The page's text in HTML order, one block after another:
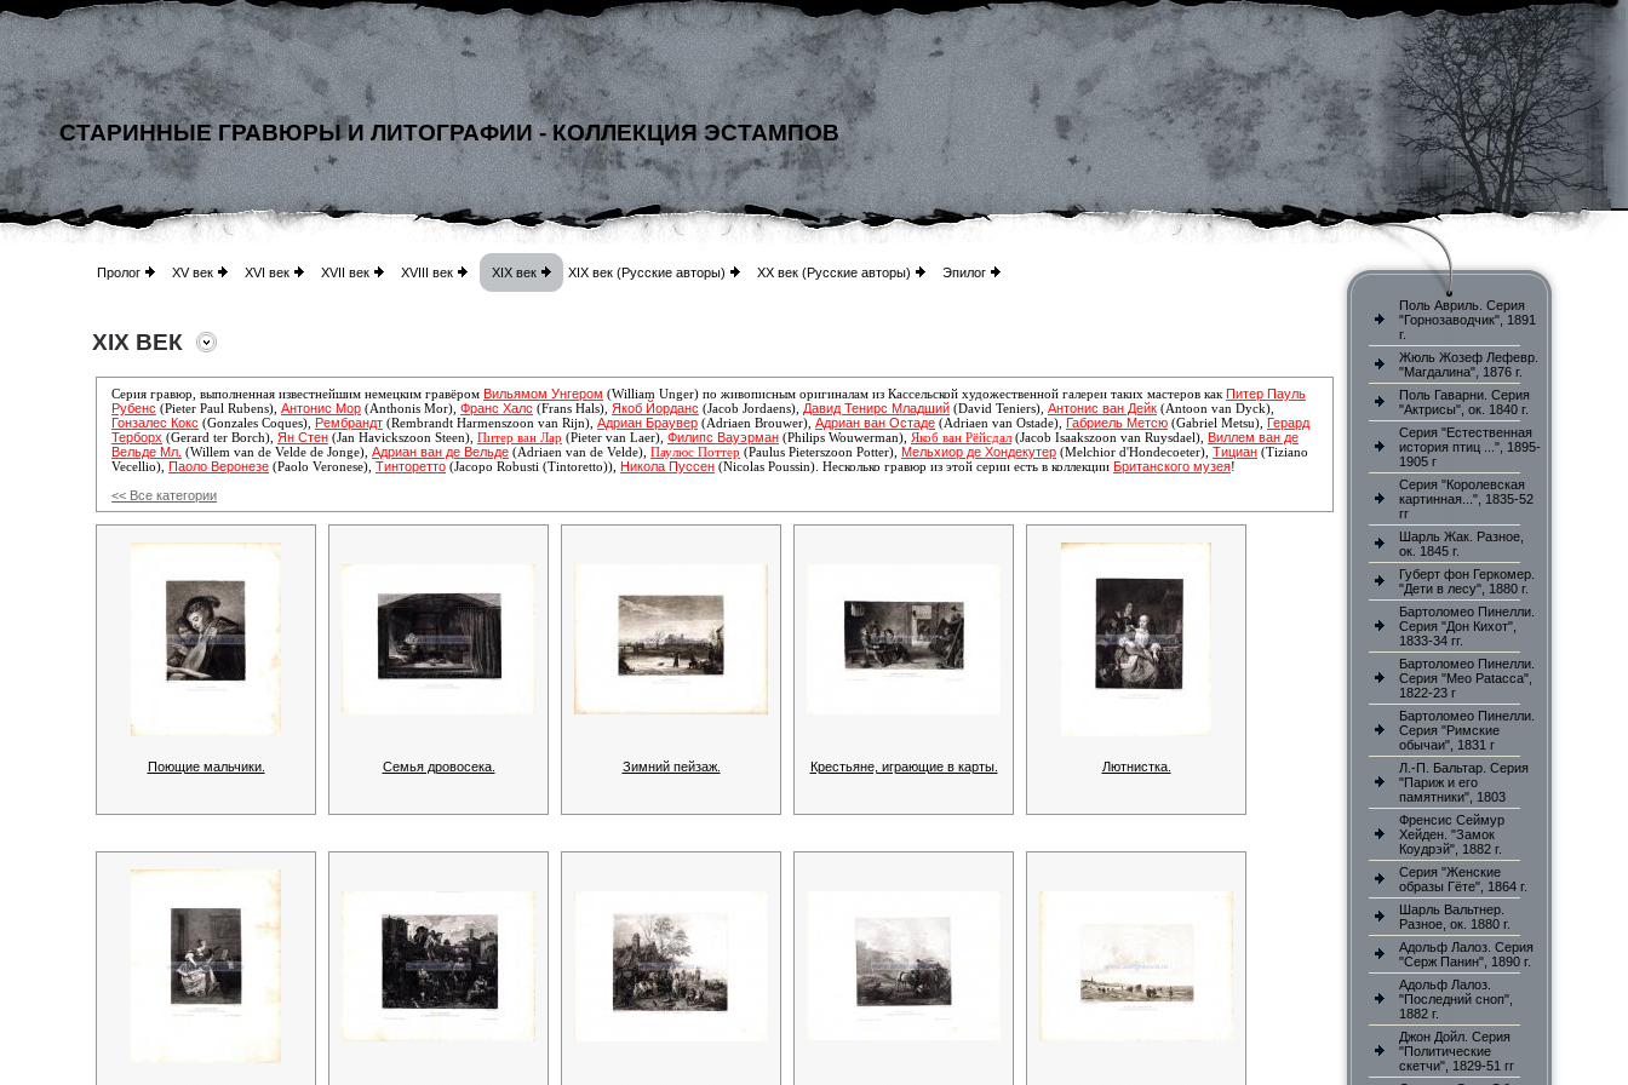
СТАРИННЫЕ ГРАВЮРЫ И ЛИТОГРАФИИ - КОЛЛЕКЦИЯ ЭСТАМПОВ
Пролог XV век XVI век XVII век XVIII век XIX век XIX век (Русские авторы) XX век (Русские авторы) Эпилог
XIX ВЕК
Серия гравюр, выполненная известнейшим немецким гравёром Вильямом Унгером (William Unger) по живописным оригиналам из Кассельской художественной галереи таких мастеров как Питер Пауль
Рубенс (Pieter Paul Rubens), Антонис Мор (Anthonis Mor), Франс Халс (Frans Hals), Якоб Йорданс (Jacob Jordaens), Давид Тенирс Младший (David Teniers), Антонис ван Дейк (Antoon van Dyck),
Гонзалес Кокс (Gonzales Coques), Рембрандт (Rembrandt Harmenszoon van Rijn), Адриан Браувер (Adriaen Brouwer), Адриан ван Остаде (Adriaen van Ostade), Габриель Метсю (Gabriel Metsu), Герард
Терборх (Gerard ter Borch), Ян Стен (Jan Havickszoon Steen), Питер ван Лар (Pieter van Laer), Филипс Вауэрман (Philips Wouwerman), Якоб ван Рёйсдал (Jacob Isaakszoon van Ruysdael), Виллем ван де
Вельде Мл. (Willem van de Velde de Jonge), Адриан ван де Вельде (Adriaen van de Velde), Паулюс Поттер (Paulus Pieterszoon Potter), Мельхиор де Хондекутер (Melchior d'Hondecoeter), Тициан (Tiziano
Vecellio), Паоло Веронезе (Paolo Veronese), Тинторетто (Jacopo Robusti (Tintoretto)), Никола Пуссен (Nicolas Poussin) . Несколько гравюр из этой серии есть в коллекции Британского музея!
<< Все категории
Поющие мальчики. Семья дровосека. Зимний пейзаж. Крестьяне, играющие в карты. Лютнистка.
Поль Авриль. Серия
"Горнозаводчик", 1891
г.
Жюль Жозеф Лефевр.
"Магдалина", 1876 г.
Поль Гаварни. Серия
"Актрисы", ок. 1840 г.
Серия "Естественная
история птиц ...", 1895-
1905 г
Серия "Королевская
картинная...", 1835-52
гг
Шарль Жак. Разное,
ок. 1845 г.
Губерт фон Геркомер.
"Дети в лесу", 1880 г.
Бартоломео Пинелли.
Серия "Дон Кихот",
1833-34 гг.
Бартоломео Пинелли.
Серия "Meo Patacca",
1822-23 г
Бартоломео Пинелли.
Серия "Римские
обычаи", 1831 г
Л.-П. Бальтар. Серия
"Париж и его
памятники", 1803
Френсис Сеймур
Хейден. "Замок
Коудрэй", 1882 г.
Серия "Женские
образы Гёте", 1864 г.
Шарль Вальтнер.
Разное, ок. 1880 г.
Адольф Лалоз. Серия
"Серж Панин", 1890 г.
Адольф Лалоз.
"Последний сноп",
1882 г.
Джон Дойл. Серия
"Политические
скетчи", 1829-51 гг